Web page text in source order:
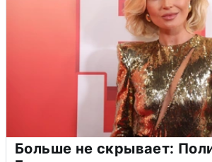
Больше не скрывает: